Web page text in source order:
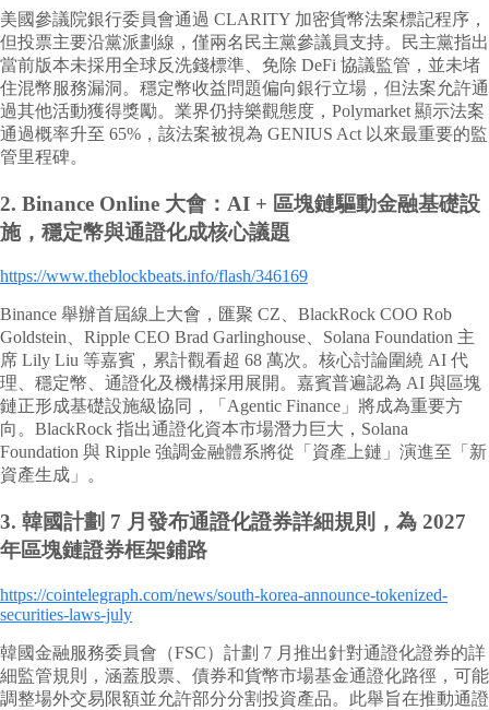
美國參議院銀行委員會通過 CLARITY 加密貨幣法案標記程序，
但投票主要沿黨派劃線，僅兩名民主黨參議員支持。民主黨指出
當前版本未採用全球反洗錢標準、免除 DeFi 協議監管，並未堵
住混幣服務漏洞。穩定幣收益問題偏向銀行立場，但法案允許通
過其他活動獲得獎勵。業界仍持樂觀態度，Polymarket 顯示法案
通過概率升至 65%，該法案被視為 GENIUS Act 以來最重要的監
管里程碑。
2. Binance Online 大會：AI + 區塊鏈驅動金融基礎設
施，穩定幣與通證化成核心議題
https://www.theblockbeats.info/flash/346169
Binance 舉辦首屆線上大會，匯聚 CZ、BlackRock COO Rob
Goldstein、Ripple CEO Brad Garlinghouse、Solana Foundation 主
席 Lily Liu 等嘉賓，累計觀看超 68 萬次。核心討論圍繞 AI 代
理、穩定幣、通證化及機構採用展開。嘉賓普遍認為 AI 與區塊
鏈正形成基礎設施級協同，「Agentic Finance」將成為重要方
向。BlackRock 指出通證化資本市場潛力巨大，Solana
Foundation 與 Ripple 強調金融體系將從「資產上鏈」演進至「新
資產生成」。
3. 韓國計劃 7 月發布通證化證券詳細規則，為 2027
年區塊鏈證券框架鋪路
https://cointelegraph.com/news/south-korea-announce-tokenized-
securities-laws-july
韓國金融服務委員會（FSC）計劃 7 月推出針對通證化證券的詳
細監管規則，涵蓋股票、債券和貨幣市場基金通證化路徑，可能
調整場外交易限額並允許部分分割投資產品。此舉旨在推動通證